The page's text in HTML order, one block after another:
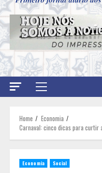
Primary
Home
Economia
Carnaval: cinco dicas para curtir
Economia Social